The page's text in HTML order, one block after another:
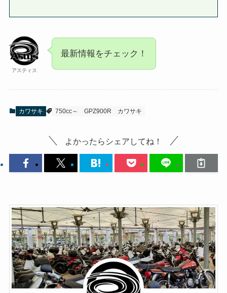
アスティス
最新情報をチェック！
カワサキ 750cc～ GPZ900R カワサキ
よかったらシェアしてね！